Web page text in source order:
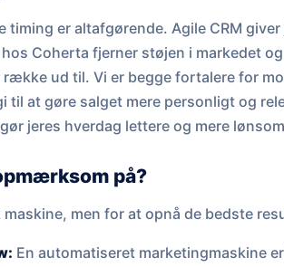
timing er altafgørende. Agile CRM
Coherta fjerner støjen i markedet
ud til. Vi er begge fortalere for
til at gøre salget mere personligt og
jeres hverdag lettere og mere
på?
men for at opnå de bedste
En automatiseret marketingmaskine